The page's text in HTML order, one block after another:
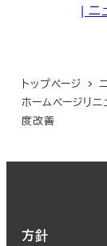
| ニ
トップページ
ホームページリ
度改善
方針